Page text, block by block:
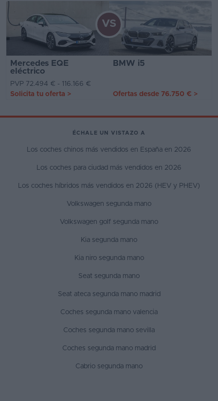
Mercedes EQE
eléctrico
BMW i5
VS
PVP 72.494 € - 116.166 €
Solicita tu oferta > Ofertas desde 76.750 € >
ÉCHALE UN VISTAZO A
Los coches chinos más vendidos en España en 2026
Los coches para ciudad más vendidos en 2026
Los coches híbridos más vendidos en 2026 (HEV y PHEV)
Volkswagen segunda mano
Volkswagen golf segunda mano
Kia segunda mano
Kia niro segunda mano
Seat segunda mano
Seat ateca segunda mano madrid
Coches segunda mano valencia
Coches segunda mano sevilla
Coches segunda mano madrid
Cabrio segunda mano